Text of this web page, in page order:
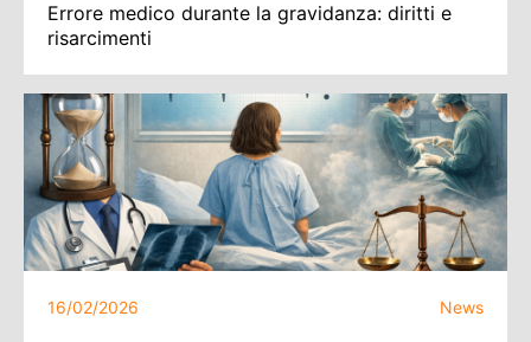
Errore medico durante la gravidanza: diritti e
risarcimenti
16/02/2026 News